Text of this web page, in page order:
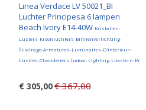
Linea Verdace LV 50021_BI
Luchter Principesa 6 lampen
Beach Ivory E14-40W Kristallen-
Lusters-Kroonluchters-Binnenverlichting-
Éclairage-Armatures-Luminaires-D'intérieur-
Lustres-Chandeliers-Indoor-Lighting-Luestern-Kr
€ 305,00€ 367,00